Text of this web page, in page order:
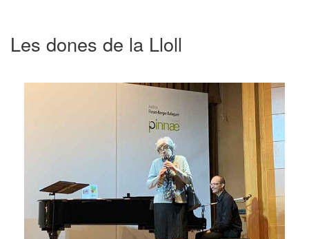
Les dones de la Lloll